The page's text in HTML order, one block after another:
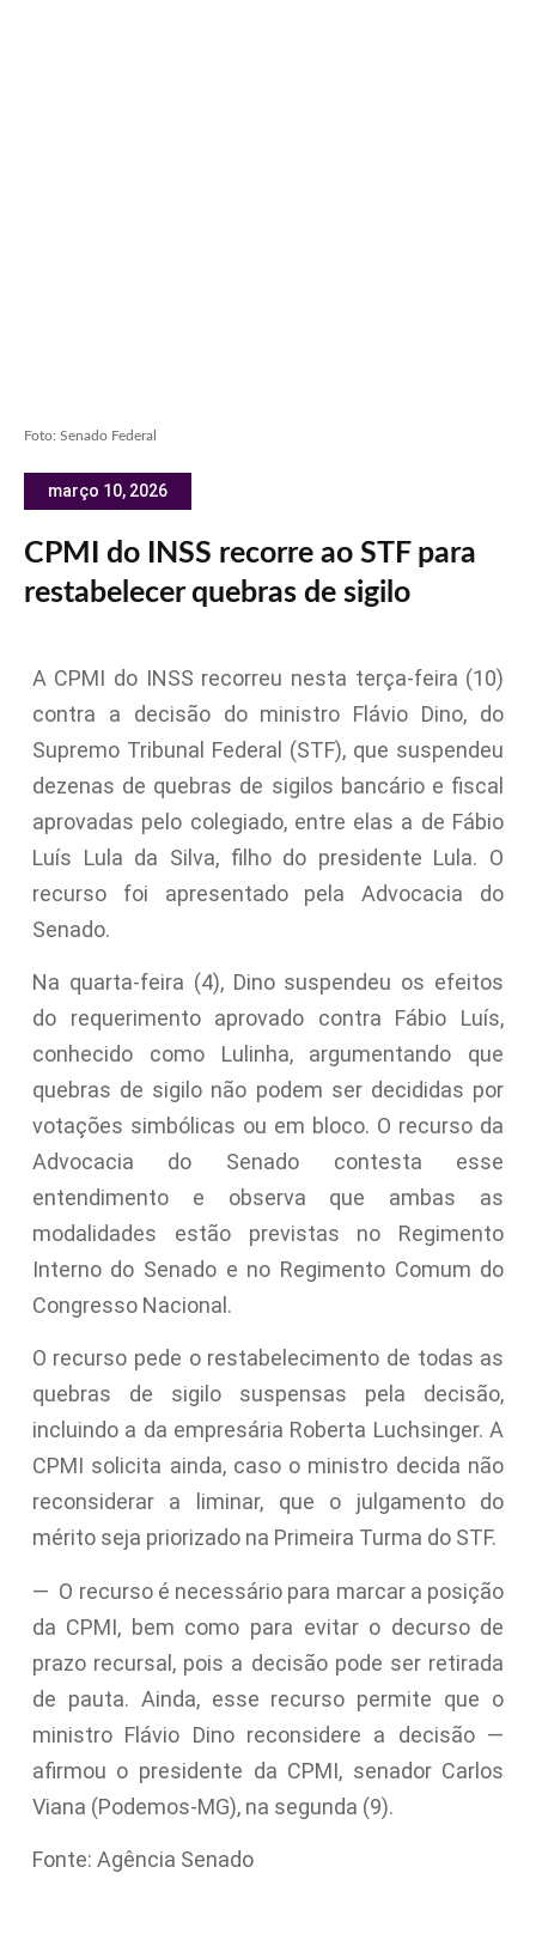
Foto: Senado Federal
março 10, 2026
CPMI do INSS recorre ao STF para
restabelecer quebras de sigilo
A CPMI do INSS recorreu nesta terça-feira (10)
contra a decisão do ministro Flávio Dino, do
Supremo Tribunal Federal (STF), que suspendeu
dezenas de quebras de sigilos bancário e fiscal
aprovadas pelo colegiado, entre elas a de Fábio
Luís Lula da Silva, filho do presidente Lula. O
recurso foi apresentado pela Advocacia do
Senado.
Na quarta-feira (4), Dino suspendeu os efeitos
do requerimento aprovado contra Fábio Luís,
conhecido como Lulinha, argumentando que
quebras de sigilo não podem ser decididas por
votações simbólicas ou em bloco. O recurso da
Advocacia do Senado contesta esse
entendimento e observa que ambas as
modalidades estão previstas no Regimento
Interno do Senado e no Regimento Comum do
Congresso Nacional.
O recurso pede o restabelecimento de todas as
quebras de sigilo suspensas pela decisão,
incluindo a da empresária Roberta Luchsinger. A
CPMI solicita ainda, caso o ministro decida não
reconsiderar a liminar, que o julgamento do
mérito seja priorizado na Primeira Turma do STF.
— O recurso é necessário para marcar a posição
da CPMI, bem como para evitar o decurso de
prazo recursal, pois a decisão pode ser retirada
de pauta. Ainda, esse recurso permite que o
ministro Flávio Dino reconsidere a decisão —
afirmou o presidente da CPMI, senador Carlos
Viana (Podemos-MG), na segunda (9).
Fonte: Agência Senado